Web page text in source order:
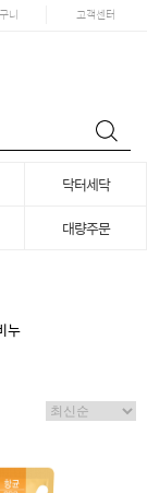
니 고객센터
닥터세닥
대량주문
누